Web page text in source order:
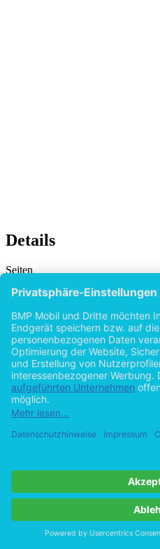
Details
Seiten
Erstausgabe
2008
ISBN (Paperback)
9783863411336
ISBN (PDF)
9783863416331
Dateigröße
606 KB
Sprache
Deutsch
Institution / Hochschule
Erscheinungsdatum
Note
Schlagworte
IT-Sicherheit Organisation